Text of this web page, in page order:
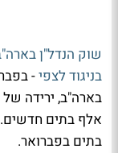
שוק הנדל"ן
בניגוד לצפי
בתים בפברואר.